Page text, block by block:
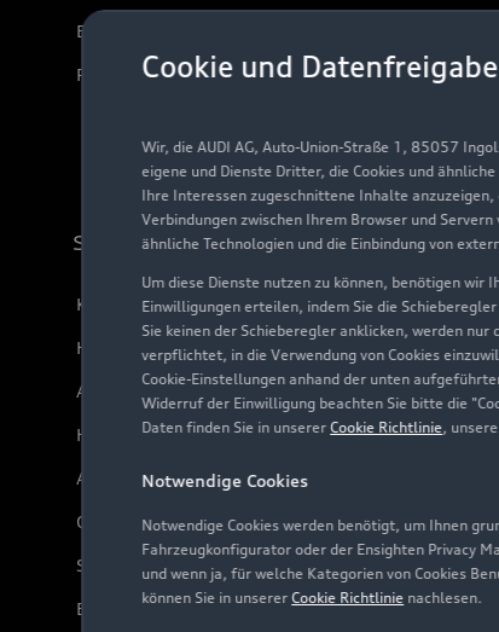
Cookie und
Wir, die AUDI AG, Auto-Union-Straße 1, 85057
eigene und Dienste Dritter, die Cookies und
Ihre Interessen zugeschnittene Inhalte
Verbindungen zwischen Ihrem Browser und
ähnliche Technologien und die Einbindung von
Um diese Dienste nutzen zu können, benötigen
Einwilligungen erteilen, indem Sie die
Sie keinen der Schieberegler anklicken, werden
verpflichtet, in die Verwendung von Cookies
Cookie-Einstellungen anhand der unten
Widerruf der Einwilligung beachten Sie bitte die
Daten finden Sie in unsererCookie Richtlinie,
Notwendige Cookies
Notwendige Cookies werden benötigt, um Ihnen
Fahrzeugkonfigurator oder der Ensighten Privacy
und wenn ja, für welche Kategorien von Cookies
können Sie in unsererCookie Richtlinie nachlesen.
Elektromodelle
Plug-in-Hybride
Support
Kundenservice
Händlersuche
Audi Code
Häufige Fragen (FAQ)
Audi Online Beratung
Online-Terminvereinbarung
Servicekontakt
Bordbuch & Bedienungsanleitungen